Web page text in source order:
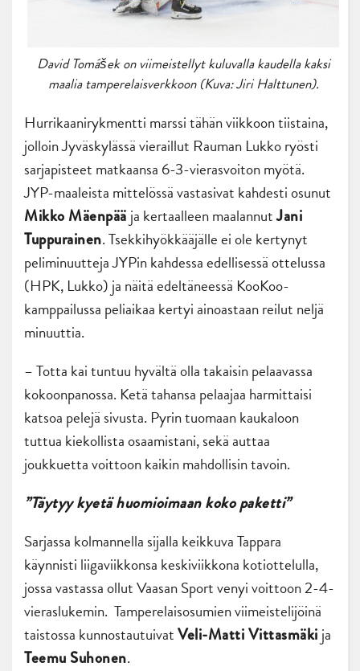
David Tomášek on viimeistellyt kuluvalla kaudella kaksi
maalia tamperelaisverkkoon (Kuva: Jiri Halttunen).
Hurrikaanirykmentti marssi tähän viikkoon tiistaina,
jolloin Jyväskylässä vieraillut Rauman Lukko ryösti
sarjapisteet matkaansa 6-3-vierasvoiton myötä.
JYP-maaleista mittelössä vastasivat kahdesti osunut
Mikko Mäenpää ja kertaalleen maalannutJani
Tuppurainen. Tsekkihyökkääjälle ei ole kertynyt
peliminuutteja JYPin kahdessa edellisessä ottelussa
(HPK, Lukko) ja näitä edeltäneessä KooKoo-
kamppailussa peliaikaa kertyi ainoastaan reilut neljä
minuuttia.
– Totta kai tuntuu hyvältä olla takaisin pelaavassa
kokoonpanossa. Ketä tahansa pelaajaa harmittaisi
katsoa pelejä sivusta. Pyrin tuomaan kaukaloon
tuttua kiekollista osaamistani, sekä auttaa
joukkuetta voittoon kaikin mahdollisin tavoin.
”Täytyy kyetä huomioimaan koko paketti”
Sarjassa kolmannella sijalla keikkuva Tappara
käynnisti liigaviikkonsa keskiviikkona kotiottelulla,
jossa vastassa ollut Vaasan Sport venyi voittoon 2-4-
vieraslukemin. Tamperelaisosumien viimeistelijöinä
taistossa kunnostautuivatVeli-Matti Vittasmäki ja
Teemu Suhonen.